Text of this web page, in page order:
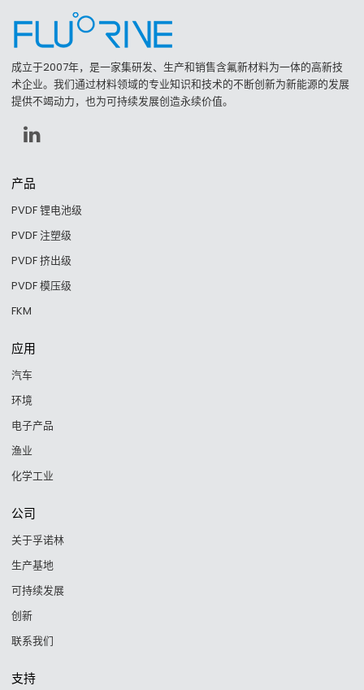
成立于2007年，是一家集研发、生产和销售含氟新材料为一体的高新技
术企业。我们通过材料领域的专业知识和技术的不断创新为新能源的发展
提供不竭动力，也为可持续发展创造永续价值。
产品
PVDF 锂电池级
PVDF 注塑级
PVDF 挤出级
PVDF 模压级
FKM
应用
汽车
环境
电子产品
渔业
化学工业
公司
关于孚诺林
生产基地
可持续发展
创新
联系我们
支持